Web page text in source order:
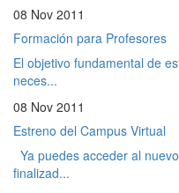
08 Nov 2011
Formación para Profesores
El objetivo fundamental de
neces...
08 Nov 2011
Estreno del Campus Virtual
Ya puedes acceder al
finalizad...